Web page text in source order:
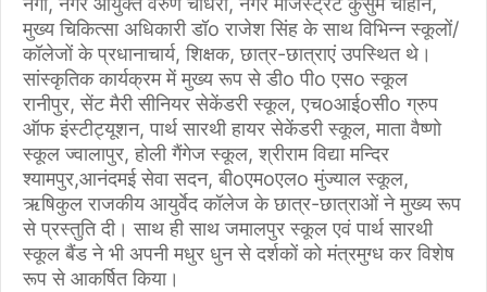
मुख्य चिकित्सा अधिकारी डॉo राजेश सिंह के साथ विभिन्न स्कूलों/
कॉलेजों के प्रधानाचार्य, शिक्षक, छात्र-छात्राएं उपस्थित थे।
सांस्कृतिक कार्यक्रम में मुख्य रूप से डीo पीo एसo स्कूल
रानीपुर, सेंट मैरी सीनियर सेकेंडरी स्कूल, एचoआईoसीo ग्रुप
ऑफ इंस्टीट्यूशन, पार्थ सारथी हायर सेकेंडरी स्कूल, माता वैष्णो
स्कूल ज्वालापुर, होली गैंगेज स्कूल, श्रीराम विद्या मन्दिर
श्यामपुर,आनंदमई सेवा सदन, बीoएमoएलo मुंज्याल स्कूल,
ऋषिकुल राजकीय आयुर्वेद कॉलेज के छात्र-छात्राओं ने मुख्य रूप
से प्रस्तुति दी। साथ ही साथ जमालपुर स्कूल एवं पार्थ सारथी
स्कूल बैंड ने भी अपनी मधुर धुन से दर्शकों को मंत्रमुग्ध कर विशेष
रूप से आकर्षित किया।